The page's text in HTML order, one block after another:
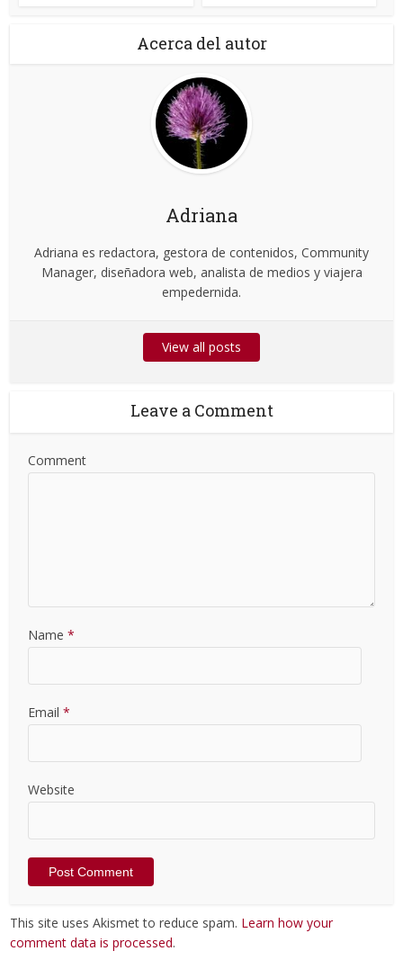
Acerca del autor
Adriana
Adriana es redactora, gestora de contenidos, Community
Manager, diseñadora web, analista de medios y viajera
empedernida.
View all posts
Leave a Comment
Comment
Name *
Email *
Website
This site uses Akismet to reduce spam. Learn how your
comment data is processed.